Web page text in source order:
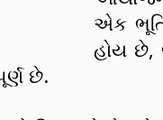
એક
હોય
છે.